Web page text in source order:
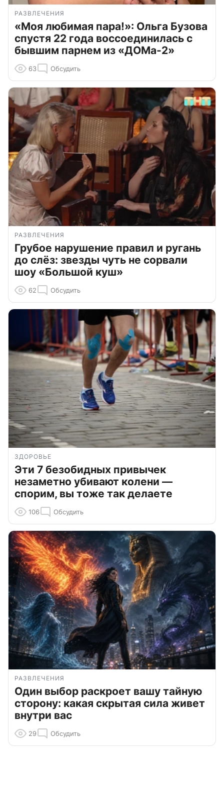
РАЗВЛЕЧЕНИЯ
«Моя любимая пара!»: Ольга Бузова
спустя 22 года воссоединилась с
бывшим парнем из «ДОМа-2»
63 Обсудить
РАЗВЛЕЧЕНИЯ
Грубое нарушение правил и ругань
до слёз: звезды чуть не сорвали
шоу «Большой куш»
62 Обсудить
ЗДОРОВЬЕ
Эти 7 безобидных привычек
незаметно убивают колени —
спорим, вы тоже так делаете
106 Обсудить
РАЗВЛЕЧЕНИЯ
Один выбор раскроет вашу тайную
сторону: какая скрытая сила живет
внутри вас
29 Обсудить